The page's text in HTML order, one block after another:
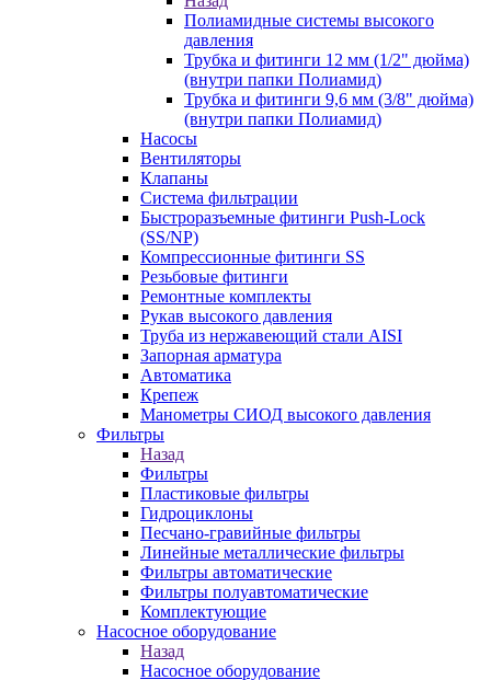
Полиамидные системы высокого
давления
Трубка и фитинги 12 мм (1/2" дюйма)
(внутри папки Полиамид)
Трубка и фитинги 9,6 мм (3/8" дюйма)
(внутри папки Полиамид)
Насосы
Вентиляторы
Клапаны
Система фильтрации
Быстроразъемные фитинги Push-Lock
(SS/NP)
Компрессионные фитинги SS
Резьбовые фитинги
Ремонтные комплекты
Рукав высокого давления
Труба из нержавеющий стали AISI
Запорная арматура
Автоматика
Крепеж
Манометры СИОД высокого давления
Фильтры
Назад
Фильтры
Пластиковые фильтры
Гидроциклоны
Песчано-гравийные фильтры
Линейные металлические фильтры
Фильтры автоматические
Фильтры полуавтоматические
Комплектующие
Насосное оборудование
Назад
Насосное оборудование